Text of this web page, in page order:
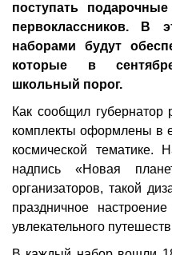
поступать
первоклассников. В
наборами будут
которые в
школьный порог.
Как сообщил губернатор
комплекты оформлены в
космической тематике.
надпись «Новая
организаторов, такой
праздничное
увлекательного